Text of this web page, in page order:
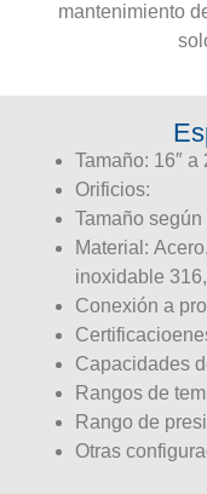
mantenimiento
Tamaño: 16″ a
Orificios:
Tamaño según
Material:
inoxidable
Conexión a
Capacidades
Rangos de
Rango de
Otras